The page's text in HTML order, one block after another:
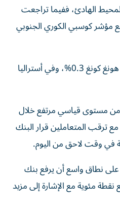
الهادئ، ففيما تراجعت
مؤشر كوسبي الكوري الجنوبي
وتراجع المؤشر هانغ سينغ في هونغ كونغ 0.3%، وفي أستراليا
من مستوى قياسي مرتفع ‌خلال
​مع ترقب ⁠المتعاملين قرار البنك
في وقت لاحق من اليوم.
نطاق واسع أن يرفع ⁠بنك
نقطة مئوية مع الإشارة إلى مزيد